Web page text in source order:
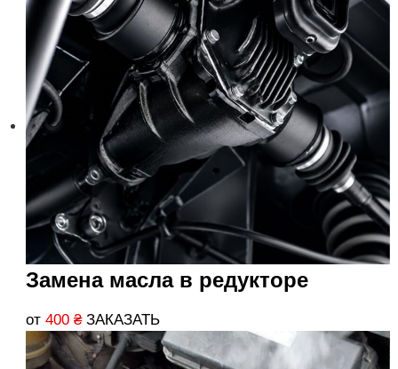
Замена масла в редукторе
от 400 ₴ ЗАКАЗАТЬ